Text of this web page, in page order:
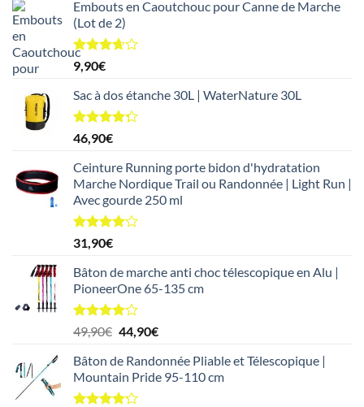
initial
était :
61,90€.
actuel
Embouts en Caoutchouc pour Canne de Marche
(Lot de 2)
Note
3.67
5
9,90€
Sac à dos étanche 30L | WaterNature 30L
Note4.29
sur 5
46,90€
Ceinture Running porte bidon d'hydratation
Marche Nordique Trail ou Randonnée | Light Run |
Avec gourde 250 ml
Note
4.09
5
31,90€
Bâton de marche anti choc télescopique en Alu |
PioneerOne 65-135 cm
Note
4.00
5
49,90€ Le
initial
était :
49,90€.
44,90€Le
actuel
est :
Bâton de Randonnée Pliable et Télescopique |
Mountain Pride 95-110 cm